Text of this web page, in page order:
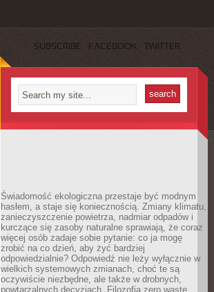
SUBSCRIBE FACEBOOK TWITTER
Świadomość ekologiczna przestaje być modnym
hasłem, a staje się koniecznością. Zmiany klimatu,
zanieczyszczenie powietrza, nadmiar odpadów i
kurczące się zasoby naturalne sprawiają, że coraz
więcej osób zadaje sobie pytanie: co ja mogę
zrobić na co dzień, aby żyć bardziej
odpowiedzialnie? Odpowiedź nie leży wyłącznie w
wielkich systemowych zmianach, choć te są
oczywiście niezbędne, ale także w drobnych,
powtarzalnych decyzjach. Filozofia zero waste,